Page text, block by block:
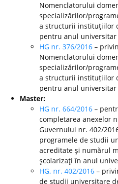
Nomenclatorului
specializărilor/
a structurii instituţiilor
pentru anul universitar
HG nr. 376/2016 –
Nomenclatorului
specializărilor/
a structurii instituțiilor
pentru anul universitar
Master:
HG nr. 664/2016 –
completarea anexelor
Guvernului nr. 402/
programele de studii
acreditate şi numărul
şcolarizaţi în anul
HG. nr. 402/2016 –
de studii universitare